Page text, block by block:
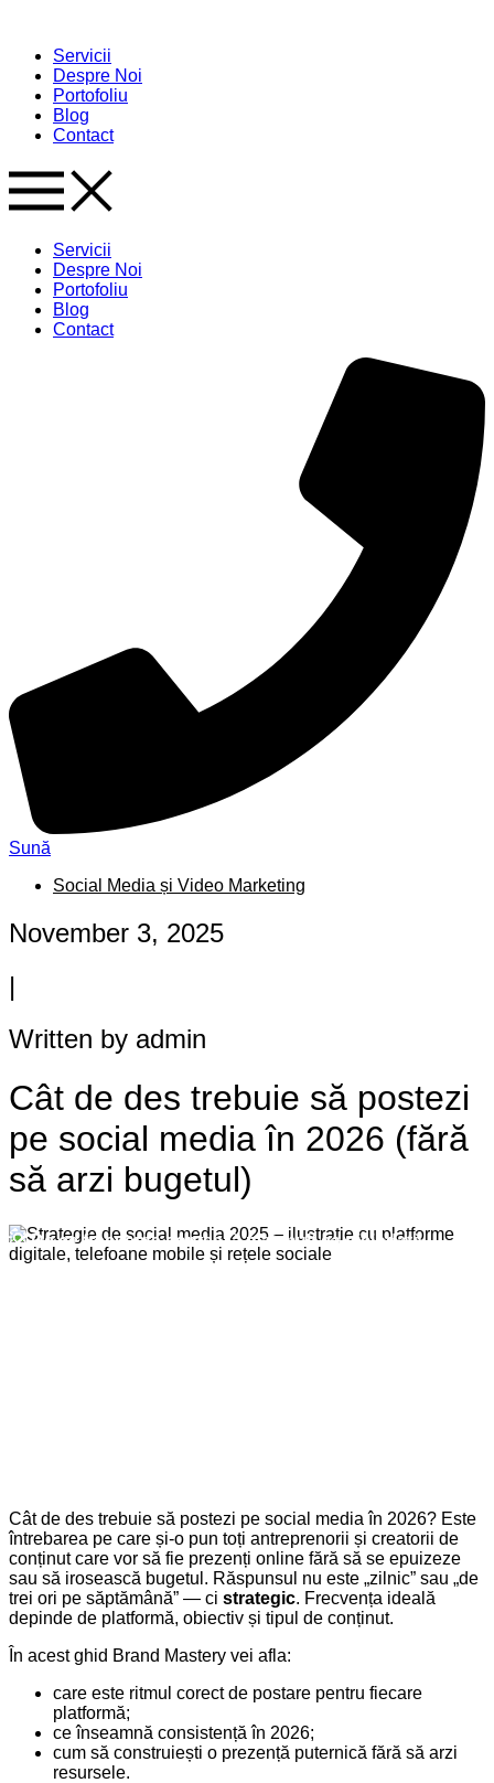
contentServicii
Despre Noi
Portofoliu
Blog
Contact
Servicii
Despre Noi
Portofoliu
Blog
Contact
Sună
Social Media și Video Marketing
November 3, 2025
|
Written by admin
Cât de des trebuie să postezi
pe social media în 2026 (fără
să arzi bugetul)
💡 De ce frecvența contează mai mult ca niciodată
Cât de des trebuie să postezi pe social media în 2026? Este
întrebarea pe care și-o pun toți antreprenorii și creatorii de
conținut care vor să fie prezenți online fără să se epuizeze
sau să irosească bugetul. Răspunsul nu este „zilnic” sau „de
trei ori pe săptămână” — ci strategic. Frecvența ideală
depinde de platformă, obiectiv și tipul de conținut.
În acest ghid Brand Mastery vei afla:
care este ritmul corect de postare pentru fiecare
platformă;
ce înseamnă consistență în 2026;
cum să construiești o prezență puternică fără să arzi
resursele.